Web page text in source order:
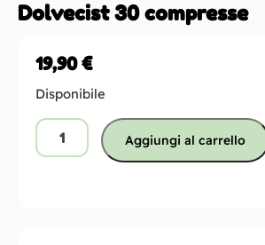
Dolvecist 30 compresse
19,90€
Disponibile
Aggiungi al carrello